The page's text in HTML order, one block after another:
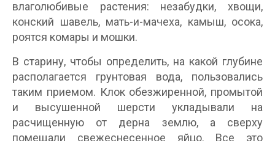
влаголюбивые растения: незабудки, хвощи,
конский шавель, мать-и-мачеха, камыш, осока,
роятся комары и мошки.
В старину, чтобы определить, на какой глубине
располагается грунтовая вода, пользовались
таким приемом. Клок обезжиренной, промытой
и высушенной шерсти укладывали на
расчищенную от дерна землю, а сверху
помещали свежеснесенное яйцо. Все это